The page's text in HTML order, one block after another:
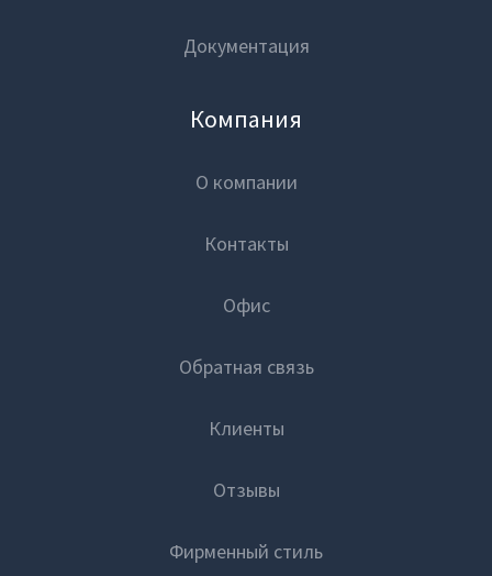
Документация
Компания
О компании
Контакты
Офис
Обратная связь
Клиенты
Отзывы
Фирменный стиль